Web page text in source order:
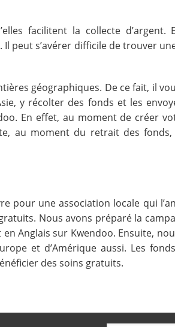
facilitent la collecte d’argent.
peut s’avérer difficile de trouver
géographiques. De ce fait, il
y récolter des fonds et les
En effet, au moment de créer
au moment du retrait des
pour une association locale qui
Nous avons préparé la
Anglais sur Kwendoo. Ensuite,
et d’Amérique aussi. Les
des soins gratuits.